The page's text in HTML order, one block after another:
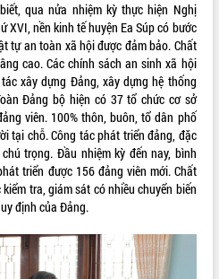
qua nửa nhiệm kỳ thực hiện Nghị
nền kinh tế huyện Ea Súp có bước
tự an toàn xã hội được đảm bảo. Chất
cao. Các chính sách an sinh xã hội
xây dựng Đảng, xây dựng hệ thống
Đảng bộ hiện có 37 tổ chức cơ sở
viên. 100% thôn, buôn, tổ dân phố
tại chỗ. Công tác phát triển đảng, đặc
trọng. Đầu nhiệm kỳ đến nay, bình
triển được 156 đảng viên mới. Chất
tra, giám sát có nhiều chuyển biến
định của Đảng.